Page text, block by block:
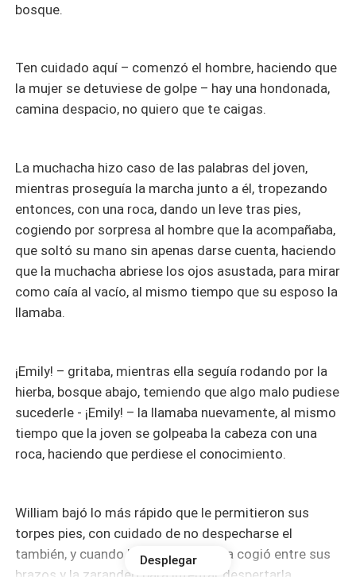
bosque.
Ten cuidado aquí – comenzó el hombre, haciendo que
la mujer se detuviese de golpe – hay una hondonada,
camina despacio, no quiero que te caigas.
La muchacha hizo caso de las palabras del joven,
mientras proseguía la marcha junto a él, tropezando
entonces, con una roca, dando un leve tras pies,
cogiendo por sorpresa al hombre que la acompañaba,
que soltó su mano sin apenas darse cuenta, haciendo
que la muchacha abriese los ojos asustada, para mirar
como caía al vacío, al mismo tiempo que su esposo la
llamaba.
¡Emily! – gritaba, mientras ella seguía rodando por la
hierba, bosque abajo, temiendo que algo malo pudiese
sucederle - ¡Emily! – la llamaba nuevamente, al mismo
tiempo que la joven se golpeaba la cabeza con una
roca, haciendo que perdiese el conocimiento.
William bajó lo más rápido que le permitieron sus
torpes pies, con cuidado de no despecharse el
también, y cuando llegó hasta ella, la cogió entre sus
Desplegar